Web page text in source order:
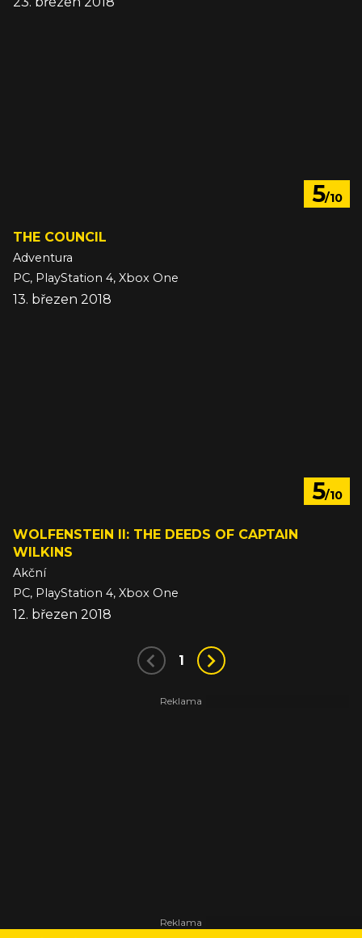
5/10
THE COUNCIL
Adventura
PC, PlayStation 4, Xbox One
13. březen 2018
5/10
WOLFENSTEIN II: THE DEEDS OF CAPTAIN
WILKINS
Akční
PC, PlayStation 4, Xbox One
12. březen 2018
1